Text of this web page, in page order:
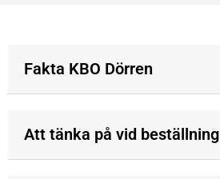
Fakta KBO Dörren
Att tänka på vid beställning